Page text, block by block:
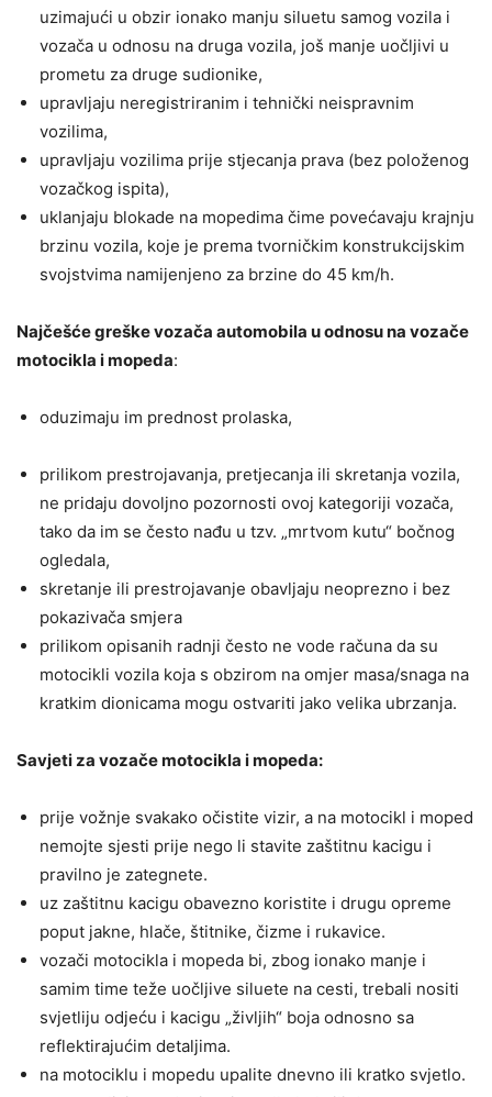
uzimajući u obzir ionako manju siluetu samog vozila i
vozača u odnosu na druga vozila, još manje uočljivi u
prometu za druge sudionike,
upravljaju neregistriranim i tehnički neispravnim
vozilima,
upravljaju vozilima prije stjecanja prava (bez položenog
vozačkog ispita),
uklanjaju blokade na mopedima čime povećavaju krajnju
brzinu vozila, koje je prema tvorničkim konstrukcijskim
svojstvima namijenjeno za brzine do 45 km/h.
Najčešće greške vozača automobila u odnosu na vozače
motocikla i mopeda:
oduzimaju im prednost prolaska,
prilikom prestrojavanja, pretjecanja ili skretanja vozila,
ne pridaju dovoljno pozornosti ovoj kategoriji vozača,
tako da im se često nađu u tzv. „mrtvom kutu“ bočnog
ogledala,
skretanje ili prestrojavanje obavljaju neoprezno i bez
pokazivača smjera
prilikom opisanih radnji često ne vode računa da su
motocikli vozila koja s obzirom na omjer masa/snaga na
kratkim dionicama mogu ostvariti jako velika ubrzanja.
Savjeti za vozače motocikla i mopeda:
prije vožnje svakako očistite vizir, a na motocikl i moped
nemojte sjesti prije nego li stavite zaštitnu kacigu i
pravilno je zategnete.
uz zaštitnu kacigu obavezno koristite i drugu opreme
poput jakne, hlače, štitnike, čizme i rukavice.
vozači motocikla i mopeda bi, zbog ionako manje i
samim time teže uočljive siluete na cesti, trebali nositi
svjetliju odjeću i kacigu „življih“ boja odnosno sa
reflektirajućim detaljima.
na motociklu i mopedu upalite dnevno ili kratko svjetlo.